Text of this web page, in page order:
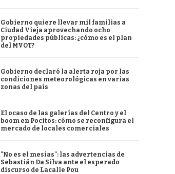
Gobierno quiere llevar mil familias a
Ciudad Vieja aprovechando ocho
propiedades públicas: ¿cómo es el plan
del MVOT?
Gobierno declaró la alerta roja por las
condiciones meteorológicas en varias
zonas del país
El ocaso de las galerías del Centro y el
boom en Pocitos: cómo se reconfigura el
mercado de locales comerciales
"No es el mesías": las advertencias de
Sebastián Da Silva ante el esperado
discurso de Lacalle Pou